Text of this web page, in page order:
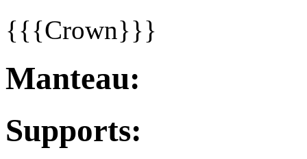
{{{Crown}}}
Manteau:
Supports: